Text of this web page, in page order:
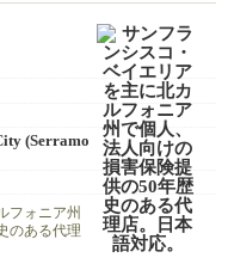
(Serramo
フォニア州
のある代理